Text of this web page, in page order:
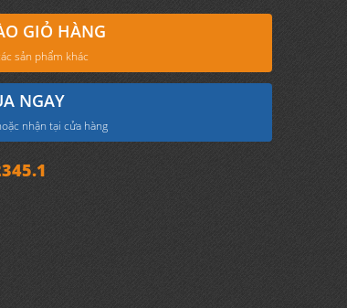
GIỎ HÀNG
sản phẩm khác
NGAY
nhận tại cửa hàng